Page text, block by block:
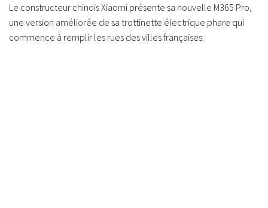
Le constructeur chinois Xiaomi présente sa nouvelle M365 Pro,
une version améliorée de sa trottinette électrique phare qui
commence à remplir les rues des villes françaises.